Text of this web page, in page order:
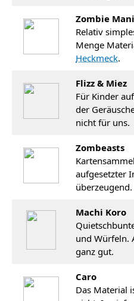
Zombie
Relativ
Menge
Heckmeck.
Flizz & Miez
Für Kinder
der
nicht für uns.
Zombeasts
aufgesetzter
überzeugend.
Machi Koro
und Würfeln.
ganz gut.
Caro
Das Material